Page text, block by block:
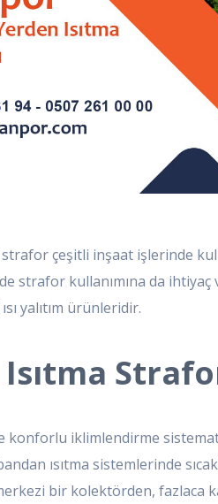
strafor çeşitli inşaat işlerinde
strafor kullanımına da
yalıtım ürünleridir.
konforlu iklimlendirme
ısıtma sistemlerinde
bir kolektörden, fazlaca